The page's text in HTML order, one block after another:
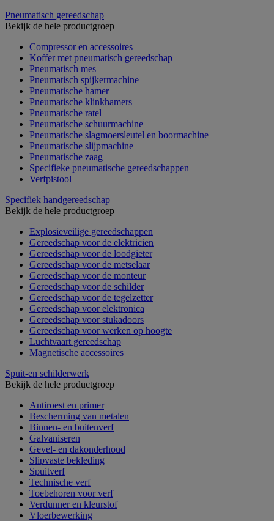
Pneumatisch gereedschap
Bekijk de hele productgroep
Compressor en accessoires
Koffer met pneumatisch gereedschap
Pneumatisch mes
Pneumatisch spijkermachine
Pneumatische hamer
Pneumatische klinkhamers
Pneumatische ratel
Pneumatische schuurmachine
Pneumatische slagmoersleutel en boormachine
Pneumatische slijpmachine
Pneumatische zaag
Specifieke pneumatische gereedschappen
Verfpistool
Specifiek handgereedschap
Bekijk de hele productgroep
Explosieveilige gereedschappen
Gereedschap voor de elektricien
Gereedschap voor de loodgieter
Gereedschap voor de metselaar
Gereedschap voor de monteur
Gereedschap voor de schilder
Gereedschap voor de tegelzetter
Gereedschap voor elektronica
Gereedschap voor stukadoors
Gereedschap voor werken op hoogte
Luchtvaart gereedschap
Magnetische accessoires
Spuit-en schilderwerk
Bekijk de hele productgroep
Antiroest en primer
Bescherming van metalen
Binnen- en buitenverf
Galvaniseren
Gevel- en dakonderhoud
Slipvaste bekleding
Spuitverf
Technische verf
Toebehoren voor verf
Verdunner en kleurstof
Vloerbewerking